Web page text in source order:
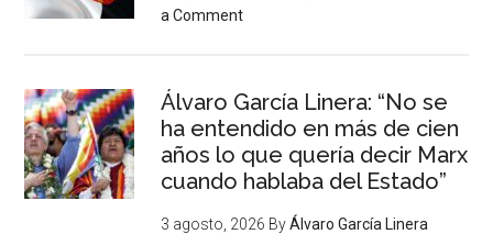
a Comment
Álvaro García Linera: “No se
ha entendido en más de cien
años lo que quería decir Marx
cuando hablaba del Estado”
3 agosto, 2026 ByÁlvaro García Linera